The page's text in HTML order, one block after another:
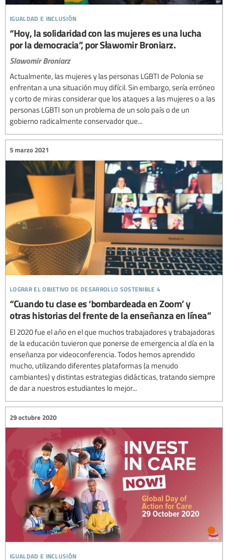
igualdad e inclusión
“Hoy, la solidaridad con las mujeres es una lucha
por la democracia”, por Sławomir Broniarz.
Slawomir Broniarz
Actualmente, las mujeres y las personas LGBTI de Polonia se
enfrentan a una situación muy difícil. Sin embargo, sería erróneo
y corto de miras considerar que los ataques a las mujeres o a las
personas LGBTI son un problema de un solo país o de un
gobierno radicalmente conservador que...
lograr el objetivo de desarrollo sostenible 4
5 marzo 2021
“Cuando tu clase es ‘bombardeada en Zoom’ y
otras historias del frente de la enseñanza en línea”
El 2020 fue el año en el que muchos trabajadores y trabajadoras
de la educación tuvieron que ponerse de emergencia al día en la
enseñanza por videoconferencia. Todos hemos aprendido
mucho, utilizando diferentes plataformas (a menudo
cambiantes) y distintas estrategias didácticas, tratando siempre
de dar a nuestros estudiantes lo mejor...
igualdad e inclusión
29 octubre 2020